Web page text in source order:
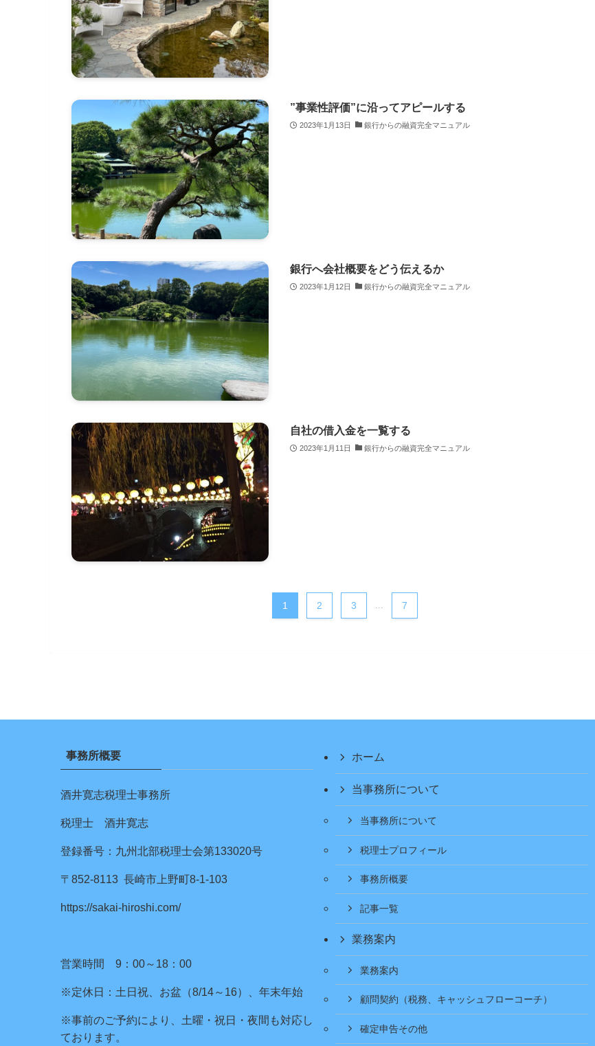
”事業性評価”に沿ってアピールする
2023年1月13日 銀行からの融資完全マニュアル
銀行へ会社概要をどう伝えるか
2023年1月12日 銀行からの融資完全マニュアル
自社の借入金を一覧する
2023年1月11日 銀行からの融資完全マニュアル
1 2 3 ... 7
事務所概要
酒井寛志税理士事務所
税理士 酒井寛志
登録番号：九州北部税理士会第133020号
〒852-8113 長崎市上野町8-1-103
https://sakai-hiroshi.com/
営業時間 9：00～18：00
※定休日：土日祝、お盆（8/14～16）、年末年始
※事前のご予約により、土曜・祝日・夜間も対応し
ております。
ホーム
当事務所について
当事務所について
税理士プロフィール
事務所概要
記事一覧
業務案内
業務案内
顧問契約（税務、キャッシュフローコーチ）
確定申告その他